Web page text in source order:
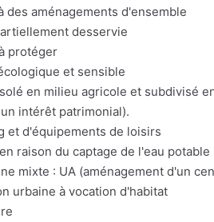
des aménagements d'ensemble
desservie
protéger
et sensible
en milieu agricole et subdivisé
intérêt patrimonial).
et d'équipements de loisirs
raison du captage de l'eau potable
mixte : UA (aménagement d'un
urbaine à vocation d'habitat